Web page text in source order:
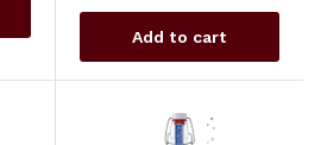
Add to cart